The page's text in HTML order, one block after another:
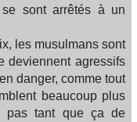
sont arrêtés à un
les musulmans sont
deviennent agressifs
danger, comme tout
beaucoup plus
pas tant que ça de